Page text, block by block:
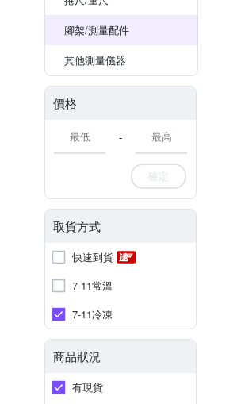
腳架/測量配件
其他測量儀器
價格
-
確定
取貨方式
快速到貨
7-11常溫
7-11冷凍
商品狀況
有現貨